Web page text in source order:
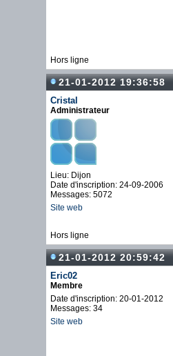
Hors ligne
21-01-2012 19:36:58
Cristal
Administrateur
Lieu: Dijon
Date d'inscription: 24-09-2006
Messages: 5072
Site web
Hors ligne
21-01-2012 20:59:42
Eric02
Membre
Date d'inscription: 20-01-2012
Messages: 34
Site web